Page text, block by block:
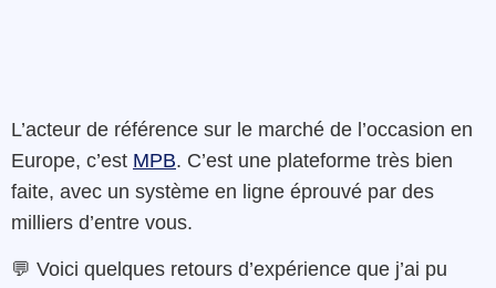
L’acteur de référence sur le marché de l’occasion en
Europe, c’est MPB. C’est une plateforme très bien
faite, avec un système en ligne éprouvé par des
milliers d’entre vous.
💬 Voici quelques retours d’expérience que j’ai pu